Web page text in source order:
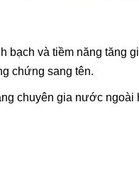
bạch và tiềm năng tăng
chứng sang tên.
chuyên gia nước ngoài